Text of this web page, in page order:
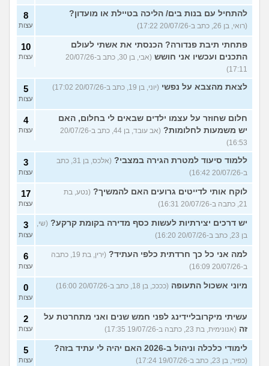
להתחיל עם בנות בים/ הליכה בטיילת או מועדון?
(רואי, בן 26, כתב ב-20/07/26 17:22)
8
עצות
פתחתי תיבת פנדורה? הכנסתי את אשתי לעולם
התכנים ועכשיו אני חושש
(אבי, בן 30, כתב ב-20/07/26
17:11)
10
עצות
לצאת מהצבא על נפשי (יוני, בן 19, כתב ב-20/07/26 17:02) 5
עצות
חלום שחוזר על עצמו ילדים שבאים לי בחלום, האם
יש משמעות לחלומות?
(אב עובד, בן 44, כתב ב-20/07/26
16:53)
4
עצות
ללמוד סיעוד למטרת הגירה במצבי?
(אלכס, בן 31, כתב
ב-20/07/26 16:42)
3
עצות
לוקח אותי לדייטים גרועים האם להמשיך? (נטע, בת
21, כתבה ב-20/07/26 16:31)
17
עצות
יש דרכים יצירתיות לעשות כסף מדירה בקומת קרקע? (שי,
בן 23, כתב ב-20/07/26 16:20)
3
עצות
למה אני כל כך חרדתית כלפי העתיד?
(ירין, בת 19, כתבה
ב-20/07/26 16:09)
6
עצות
מיוני אשכול התעופה (ככככ, בן 18, כתב ב-20/07/26 16:00) 0
עצות
עשיתי מיקרובליידינג לפני חמש שנים ואני מתחרטת על
זה (אנונימית, בת 23, כתבה ב-19/07/26 17:35)
2
עצות
לימודי כלכלה וניהול ב-2026 האם יהיה לי עתיד בזה?
(כפיר, בן 23, כתב ב-19/07/26 17:24)
5
עצות